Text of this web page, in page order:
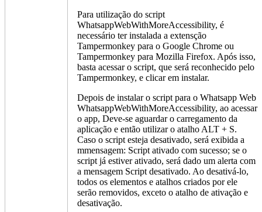
Para utilização do script
WhatsappWebWithMoreAccessibility, é
necessário ter instalada a extensção
Tampermonkey para o Google Chrome ou
Tampermonkey para Mozilla Firefox. Após isso,
basta acessar o script, que será reconhecido pelo
Tampermonkey, e clicar em instalar.
Depois de instalar o script para o Whatsapp Web
WhatsappWebWithMoreAccessibility, ao acessar
o app, Deve-se aguardar o carregamento da
aplicação e então utilizar o atalho ALT + S.
Caso o script esteja desativado, será exibida a
mmensagem: Script ativado com sucesso; se o
script já estiver ativado, será dado um alerta com
a mensagem Script desativado. Ao desativá-lo,
todos os elementos e atalhos criados por ele
serão removidos, exceto o atalho de ativação e
desativação.